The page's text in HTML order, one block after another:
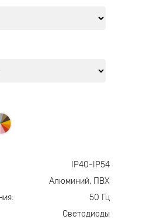
IP40-IP54
Алюминий, ПВХ
50 Гц
Светодиоды